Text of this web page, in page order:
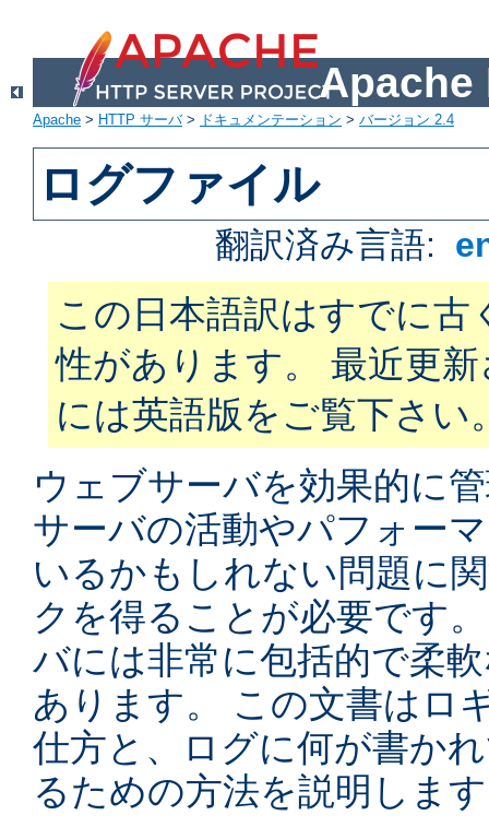
Apache
Apache > HTTP サーバ> ドキュメンテーション > バージョン 2.4
ログファイル
翻訳済み言語:
この日本語訳はすでに古
性があります。 最近更
には英語版をご覧下さい
ウェブサーバを効果的に
サーバの活動やパフォー
いるかもしれない問題に
クを得ることが必要です
バには非常に包括的で柔
あります。 この文書はロ
仕方と、ログに何が書か
るための方法を説明しま